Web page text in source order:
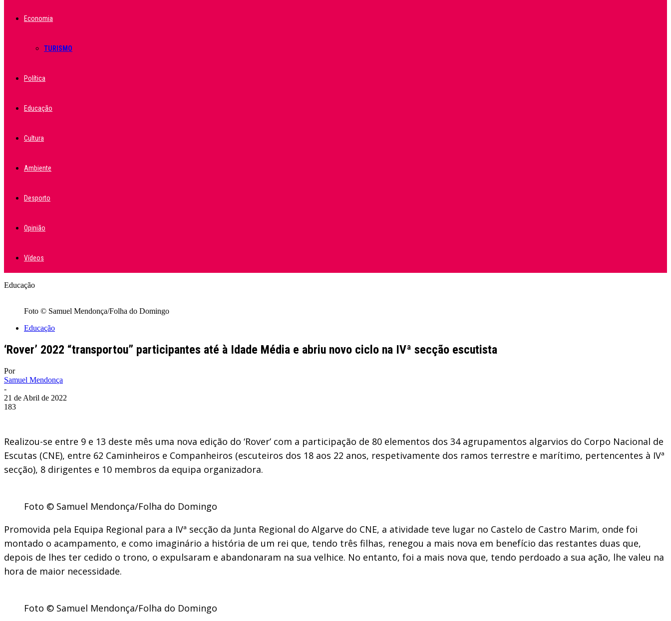
Economia
TURISMO
Política
Educação
Cultura
Ambiente
Desporto
Opinião
Vídeos
Educação
Foto © Samuel Mendonça/Folha do Domingo
Educação
‘Rover’ 2022 “transportou” participantes até à Idade Média e abriu novo ciclo na IVª secção escutista
Por
Samuel Mendonça
-
21 de Abril de 2022
183
Realizou-se entre 9 e 13 deste mês uma nova edição do ‘Rover’ com a participação de 80 elementos dos 34 agrupamentos algarvios do Corpo Nacional de
Escutas (CNE), entre 62 Caminheiros e Companheiros (escuteiros dos 18 aos 22 anos, respetivamente dos ramos terrestre e marítimo, pertencentes à IVª
secção), 8 dirigentes e 10 membros da equipa organizadora.
Foto © Samuel Mendonça/Folha do Domingo
Promovida pela Equipa Regional para a IVª secção da Junta Regional do Algarve do CNE, a atividade teve lugar no Castelo de Castro Marim, onde foi
montado o acampamento, e como imaginário a história de um rei que, tendo três filhas, renegou a mais nova em benefício das restantes duas que,
depois de lhes ter cedido o trono, o expulsaram e abandonaram na sua velhice. No entanto, foi a mais nova que, tendo perdoado a sua ação, lhe valeu na
hora de maior necessidade.
Foto © Samuel Mendonça/Folha do Domingo